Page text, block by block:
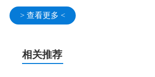
> 查看更多 <
相关推荐